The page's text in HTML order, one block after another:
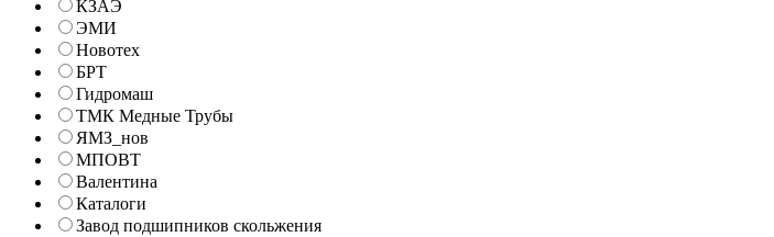
КЗАЭ
ЭМИ
Новотех
БРТ
Гидромаш
ТМК Медные Трубы
ЯМЗ_нов
МПОВТ
Валентина
Каталоги
Завод подшипников скольжения